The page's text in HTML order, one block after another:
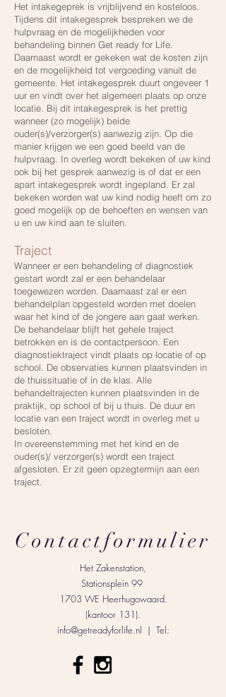
Het intakegeprek is vrijblijvend en kosteloos.
Tijdens dit intakegesprek bespreken we de
hulpvraag en de mogelijkheden voor
behandeling binnen Get ready for Life.
Daarnaast wordt er gekeken wat de kosten zijn
en de mogelijkheid tot vergoeding vanuit de
gemeente. Het intakegesprek duurt ongeveer 1
uur en vindt over het algemeen plaats op onze
locatie. Bij dit intakegesprek is het prettig
wanneer (zo mogelijk) beide
ouder(s)/verzorger(s) aanwezig zijn. Op die
manier krijgen we een goed beeld van de
hulpvraag. In overleg wordt bekeken of uw kind
ook bij het gesprek aanwezig is of dat er een
apart intakegesprek wordt ingepland. Er zal
bekeken worden wat uw kind nodig heeft om zo
goed mogelijk op de behoeften en wensen van
u en uw kind aan te sluiten.
Traject
Wanneer er een behandeling of diagnostiek
gestart wordt zal er een behandelaar
toegewezen worden. Daarnaast zal er een
behandelplan opgesteld worden met doelen
waar het kind of de jongere aan gaat werken.
De behandelaar blijft het gehele traject
betrokken en is de contactpersoon. Een
diagnostiektraject vindt plaats op locatie of op
school. De observaties kunnen plaatsvinden in
de thuissituatie of in de klas. Alle
behandeltrajecten kunnen plaatsvinden in de
praktijk, op school of bij u thuis. De duur en
locatie van een traject wordt in overleg met u
besloten.
In overeenstemming met het kind en de
ouder(s)/ verzorger(s) wordt een traject
afgesloten. Er zit geen opzegtermijn aan een
traject.
Contactformulier
Het Zakenstation,
Stationsplein 99
1703 WE Heerhugowaard.
(kantoor 131).
info@getreadyforlife.nl | Tel: